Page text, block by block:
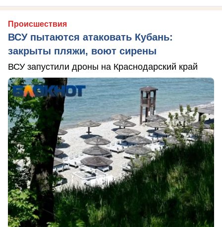
Происшествия
ВСУ пытаются атаковать Кубань:
закрыты пляжи, воют сирены
ВСУ запустили дроны на Краснодарский край